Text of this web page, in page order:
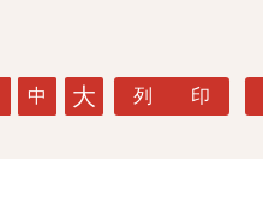
中 大 列 印